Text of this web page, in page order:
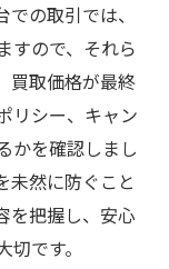
の取引では、
すので、それら
買取価格が最終
リシー、キャン
かを確認しまし
未然に防ぐこと
を把握し、安心
です。